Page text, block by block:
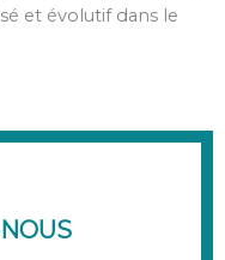
et évolutif dans le